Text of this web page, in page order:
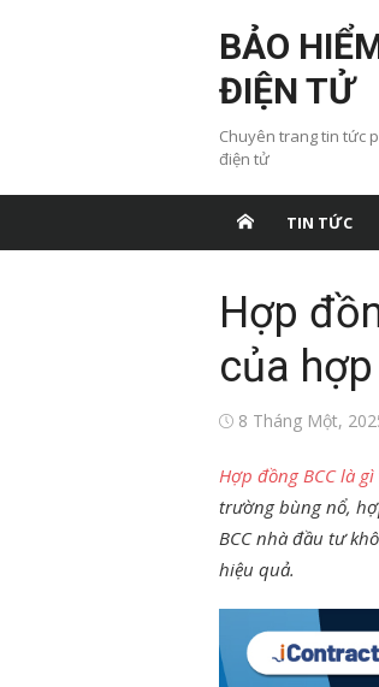
BẢO
ĐIỆN TỬ
Chuyên trang tin tức
điện tử
TIN TỨC
Hợp
của
Đăng8 Tháng Một,
Hợp đồng BCC là gì
trường bùng nổ,
BCC nhà đầu tư
hiệu quả.